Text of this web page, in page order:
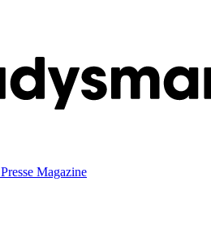
Presse Magazine